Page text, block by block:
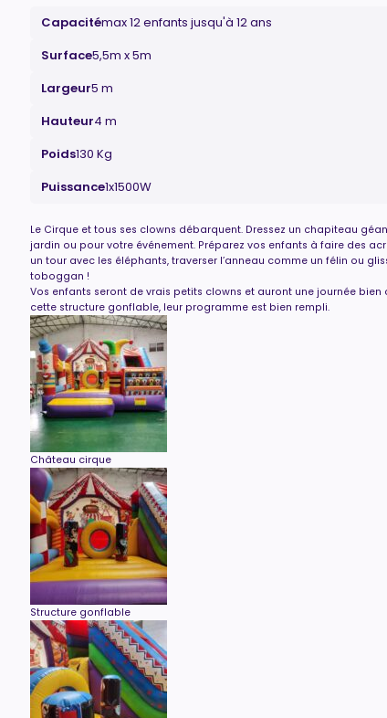
Capacitémax 12 enfants jusqu'à 12 ans
Surface5,5m x 5m
Largeur5 m
Hauteur4 m
Poids130 Kg
Puissance1x1500W
Le Cirque et tous ses clowns débarquent. Dressez un chapiteau
jardin ou pour votre événement. Préparez vos enfants à faire des
un tour avec les éléphants, traverser l’anneau comme un félin ou
toboggan !
Vos enfants seront de vrais petits clowns et auront une journée bien
cette structure gonflable, leur programme est bien rempli.
Château cirque
Structure gonflable